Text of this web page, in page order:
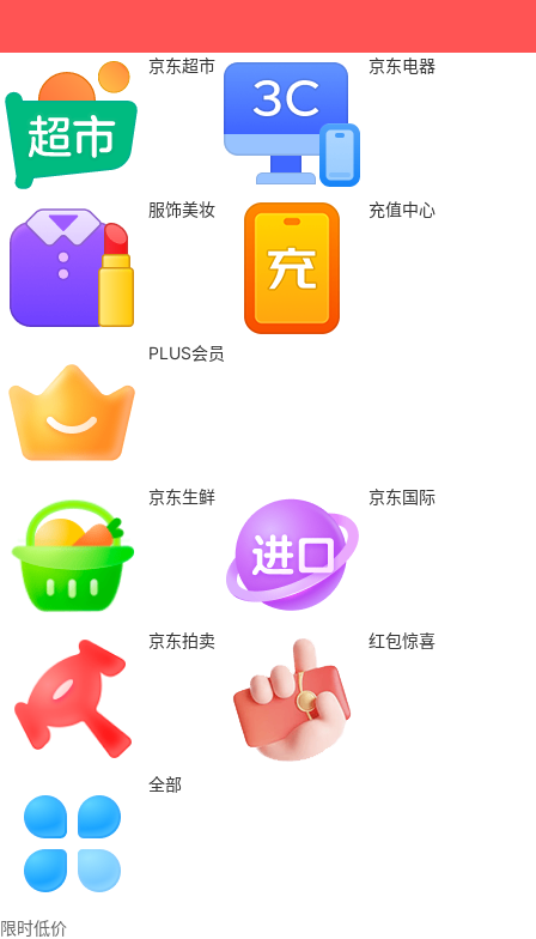
京东超市 京东电器
服饰美妆 充值中心
PLUS会员
京东生鲜 京东国际
京东拍卖 红包惊喜
全部
限时低价